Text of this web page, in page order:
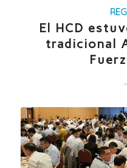
El HCD
tradicional